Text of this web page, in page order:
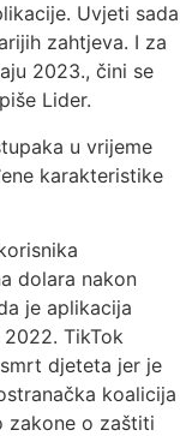
Uvjeti sada
zahtjeva. I za
2023., čini se
Lider.
u vrijeme
karakteristike
dolara nakon
je aplikacija
TikTok
djeteta jer je
koalicija
zakone o zaštiti